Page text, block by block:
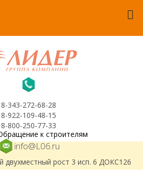
8-343-272-68-28
8-922-109-48-15
8-800-250-77-33
info@L06.ru
к строителям
двухместный рост 3 исп. 6 ДОКС126